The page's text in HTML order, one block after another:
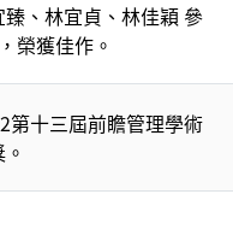
、林宜貞、林佳穎 參
榮獲佳作。
第十三屆前瞻管理學術